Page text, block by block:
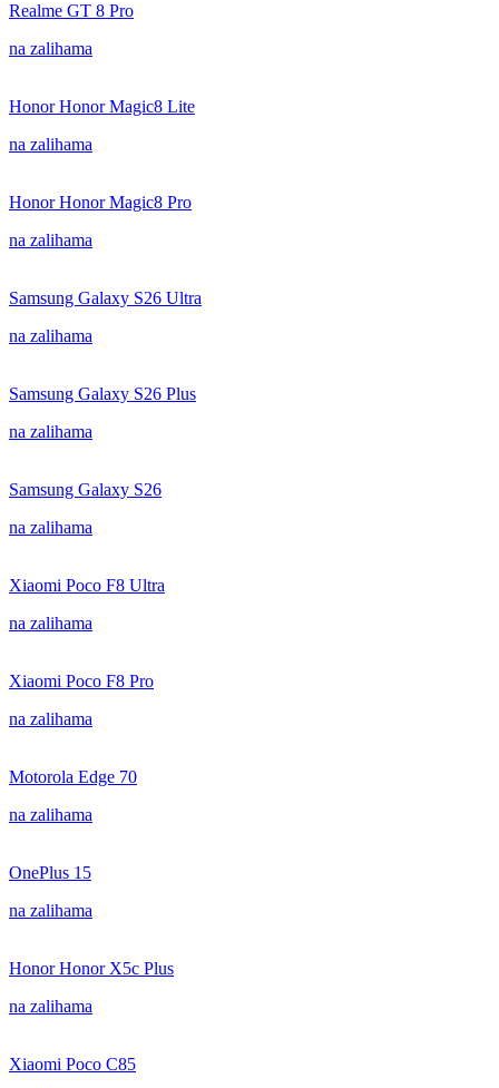
Realme GT 8 Pro
na zalihama
Honor Honor Magic8 Lite
na zalihama
Honor Honor Magic8 Pro
na zalihama
Samsung Galaxy S26 Ultra
na zalihama
Samsung Galaxy S26 Plus
na zalihama
Samsung Galaxy S26
na zalihama
Xiaomi Poco F8 Ultra
na zalihama
Xiaomi Poco F8 Pro
na zalihama
Motorola Edge 70
na zalihama
OnePlus 15
na zalihama
Honor Honor X5c Plus
na zalihama
Xiaomi Poco C85